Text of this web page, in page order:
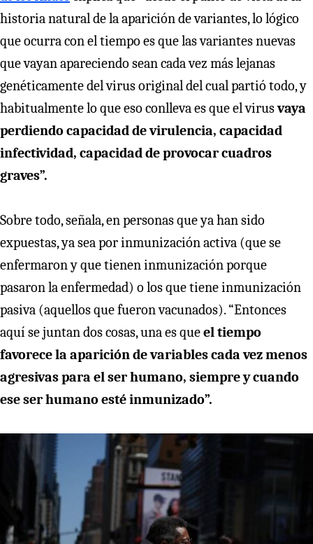
historia natural de la aparición de variantes, lo lógico
que ocurra con el tiempo es que las variantes nuevas
que vayan apareciendo sean cada vez más lejanas
genéticamente del virus original del cual partió todo, y
habitualmente lo que eso conlleva es que el virusvaya
perdiendo capacidad de virulencia, capacidad
infectividad, capacidad de provocar cuadros
graves”.
Sobre todo, señala, en personas que ya han sido
expuestas, ya sea por inmunización activa (que se
enfermaron y que tienen inmunización porque
pasaron la enfermedad) o los que tiene inmunización
pasiva (aquellos que fueron vacunados). “Entonces
aquí se juntan dos cosas, una es queel tiempo
favorece la aparición de variables cada vez menos
agresivas para el ser humano, siempre y cuando
ese ser humano esté inmunizado”.